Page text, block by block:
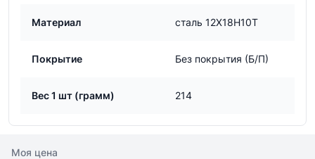
Материал сталь 12Х18Н10Т
Покрытие Без покрытия (Б/П)
Вес 1 шт (грамм) 214
Моя цена